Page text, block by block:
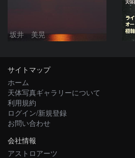
坂井 美晃
サイトマップ
ホーム
天体写真ギャラリーについて
利用規約
ログイン/新規登録
お問い合わせ
会社情報
アストロアーツ